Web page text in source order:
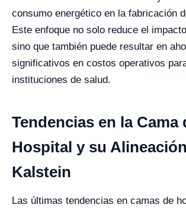
consumo energético en la fabricación
Este enfoque no solo reduce el
sino que también puede resultar en
significativos en costos operativos
instituciones de salud.
Tendencias en la Cama
Hospital y su
Kalstein
Las últimas tendencias en camas de